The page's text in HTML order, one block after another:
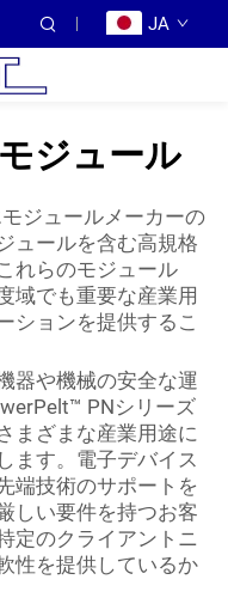
JA
ジュール
ジュールメーカーの
ュールを含む高規格
れらのモジュール
域でも重要な産業用
ションを提供するこ
器や機械の安全な運
PNシリーズ
まざまな産業用途に
ます。電子デバイス
端技術のサポートを
しい要件を持つお客
定のクライアントニ
性を提供しているか